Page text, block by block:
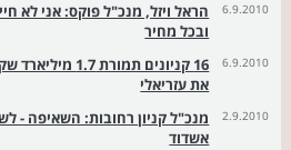
6.9.2010
הראל ויזל, מנכ"ל פוקס: אני לא
ובכל מחיר
6.9.2010
16 קניונים תמורת
את עזריאלי
2.9.2010
מנכ"ל קניון רחובות: השאיפה -
אשדוד